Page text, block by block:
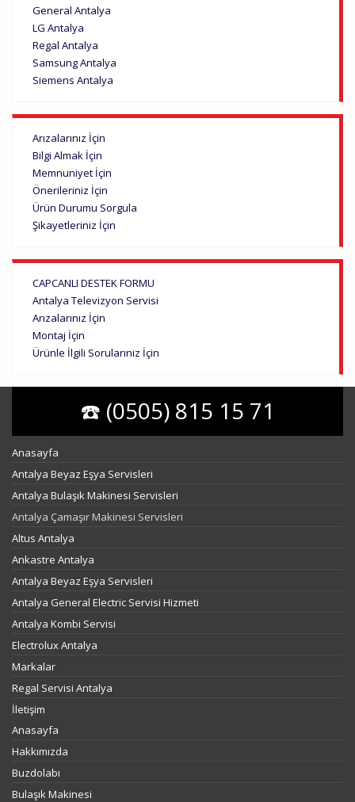
General Antalya
LG Antalya
Regal Antalya
Samsung Antalya
Siemens Antalya
Arızalarınız İçin
Bilgi Almak İçin
Memnuniyet İçin
Önerileriniz İçin
Ürün Durumu Sorgula
Şikayetleriniz İçin
CAPCANLI DESTEK FORMU
Antalya Televizyon Servisi
Arızalarınız İçin
Montaj İçin
Ürünle İlgili Sorularınız İçin
☎️ (0505) 815 15 71
Anasayfa
Antalya Beyaz Eşya Servisleri
Antalya Bulaşık Makinesi Servisleri
Antalya Çamaşır Makinesi Servisleri
Altus Antalya
Ankastre Antalya
Antalya Beyaz Eşya Servisleri
Antalya General Electric Servisi Hizmeti
Antalya Kombi Servisi
Electrolux Antalya
Markalar
Regal Servisi Antalya
İletişim
Anasayfa
Hakkımızda
Buzdolabı
Bulaşık Makinesi